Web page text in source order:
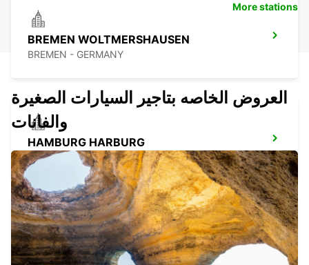
BREMEN WOLTMERSHAUSEN
BREMEN - GERMANY
HAMBURG HARBURG
HAMBURG - GERMANY
DELMENHORST
DELMENHORST - GERMANY
More stations
العروض الخاصه بتاجير السيارات الصغيرة
والفانات